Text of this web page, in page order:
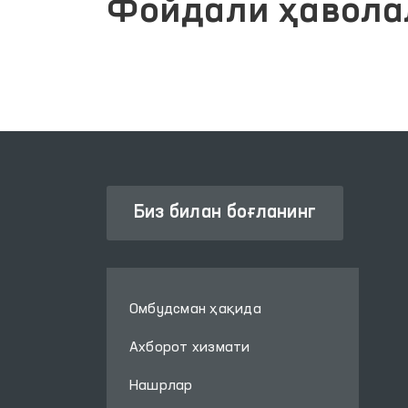
Фойдали
Биз билан боғланинг
Омбудсман ҳақида
Ахборот хизмати
Нашрлар